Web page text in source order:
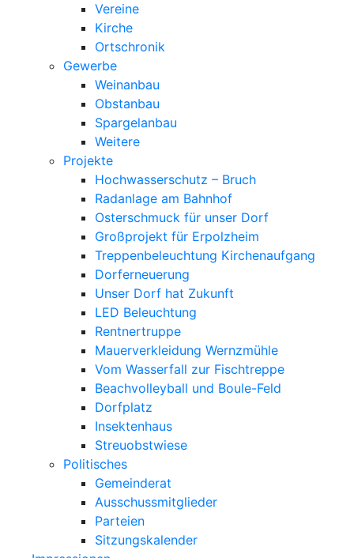
Vereine
Kirche
Ortschronik
Gewerbe
Weinanbau
Obstanbau
Spargelanbau
Weitere
Projekte
Hochwasserschutz – Bruch
Radanlage am Bahnhof
Osterschmuck für unser Dorf
Großprojekt für Erpolzheim
Treppenbeleuchtung Kirchenaufgang
Dorferneuerung
Unser Dorf hat Zukunft
LED Beleuchtung
Rentnertruppe
Mauerverkleidung Wernzmühle
Vom Wasserfall zur Fischtreppe
Beachvolleyball und Boule-Feld
Dorfplatz
Insektenhaus
Streuobstwiese
Politisches
Gemeinderat
Ausschussmitglieder
Parteien
Sitzungskalender